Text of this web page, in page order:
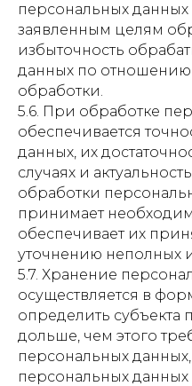
персональных данных
заявленным целям
избыточность
данных по
обработки.
5.6. При обработке
обеспечивается
данных, их
случаях и
обработки
принимает
обеспечивает их
уточнению неполных
5.7. Хранение
осуществляется в
определить субъекта
дольше, чем этого
персональных
персональных данных